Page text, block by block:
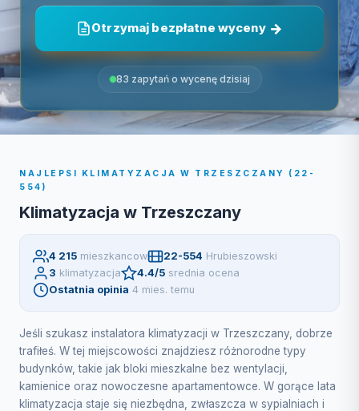
Otrzymaj bezpłatne wyceny
83 zapytań o wycenę dzisiaj
NAJLEPSI KLIMATYZACJA W TRZESZCZANY (22-
554)
Klimatyzacja w Trzeszczany
4 215 mieszkancow 22-554 Hrubieszowski
3 klimatyzacja 4.4/5 srednia ocena
Ostatnia opinia 4 mies. temu
Jeśli szukasz instalatora klimatyzacji w Trzeszczany, dobrze
trafiłeś. W tej miejscowości znajdziesz różnorodne typy
budynków, takie jak bloki mieszkalne bez wentylacji,
kamienice oraz nowoczesne apartamentowce. W gorące lata
klimatyzacja staje się niezbędna, zwłaszcza w sypialniach i